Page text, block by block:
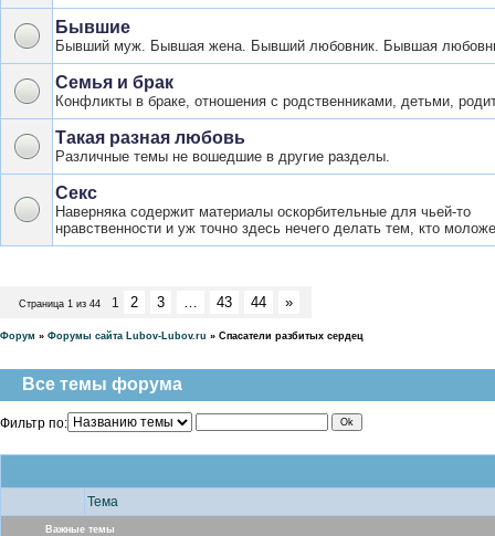
Бывшие
Бывший муж. Бывшая жена. Бывший любовник. Бывшая
Семья и брак
Конфликты в браке, отношения с родственниками, детьми,
Такая разная любовь
Различные темы не вошедшие в другие разделы.
Секс
Наверняка содержит материалы оскорбительные для чьей-то
нравственности и уж точно здесь нечего делать тем, кто
Страница 1 из 44 1 2 3 … 43 44 »
Форум » Форумы сайта Lubov-Lubov.ru » Спасатели разбитых сердец
Фильтр по:
Тема
Важные темы